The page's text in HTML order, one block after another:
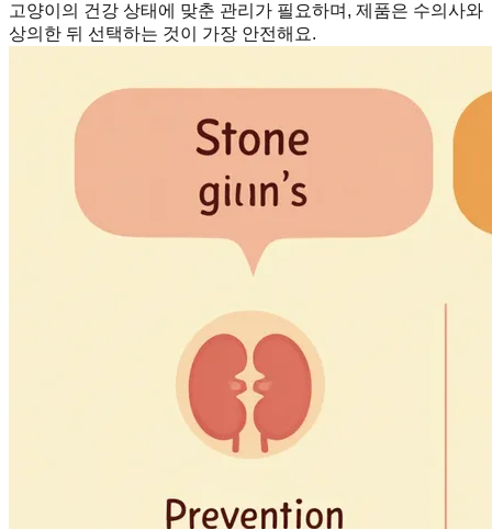
고양이의 건강 상태에 맞춘 관리가 필요하며, 제품은 수의사와
상의한 뒤 선택하는 것이 가장 안전해요.